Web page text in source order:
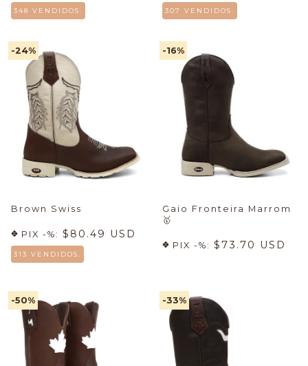
348 VENDIDOS. 307 VENDIDOS.
-24%
Brown Swiss
PIX -%: $80.49 USD
313 VENDIDOS.
-16%
Gaio Fronteira Marrom
🥇
PIX -%: $73.70 USD
-50% -33%